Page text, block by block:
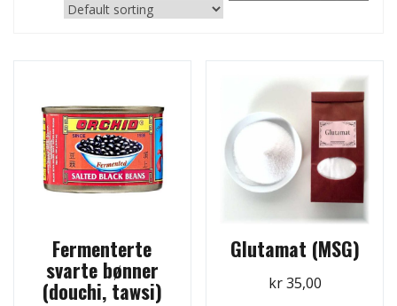
Fermenterte
svarte bønner
(douchi, tawsi)
Glutamat (MSG)
kr35,00